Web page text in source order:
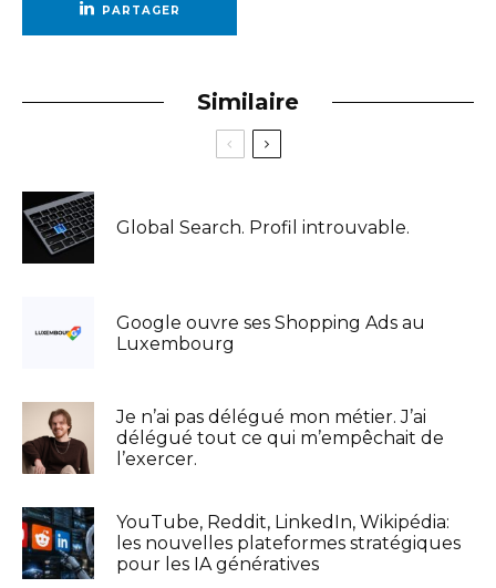
PARTAGER
Similaire
Global Search. Profil introuvable.
Google ouvre ses Shopping Ads au
Luxembourg
Je n’ai pas délégué mon métier. J’ai
délégué tout ce qui m’empêchait de
l’exercer.
YouTube, Reddit, LinkedIn, Wikipédia:
les nouvelles plateformes stratégiques
pour les IA génératives